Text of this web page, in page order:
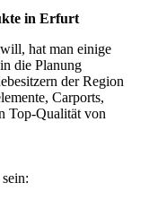
in Erfurt
hat man einige
die Planung
der Region
Carports,
Top-Qualität von